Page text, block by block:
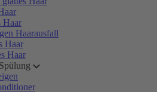
Haar
Haarausfall
Haar
Haar